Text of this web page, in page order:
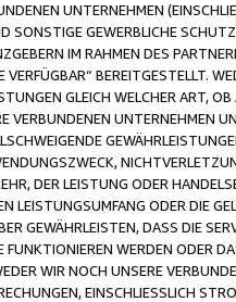
UNTERNEHMEN
SONSTIGE GEWERBLICHE
IM RAHMEN DES
VERFÜGBAR“ BEREITGESTELLT.
GLEICH WELCHER ART,
UNTERNEHMEN
DER LEISTUNG ODER
LEISTUNGSUMFANG ODER DIE
GEWÄHRLEISTEN, DASS DIE
WERDEN ODER
WIR NOCH UNSERE
EINSCHLIESSLICH